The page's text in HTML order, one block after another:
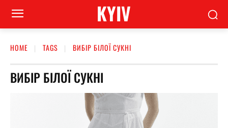
KYIV
HOME TAGS ВИБІР БІЛОЇ СУКНІ
ВИБІР БІЛОЇ СУКНІ